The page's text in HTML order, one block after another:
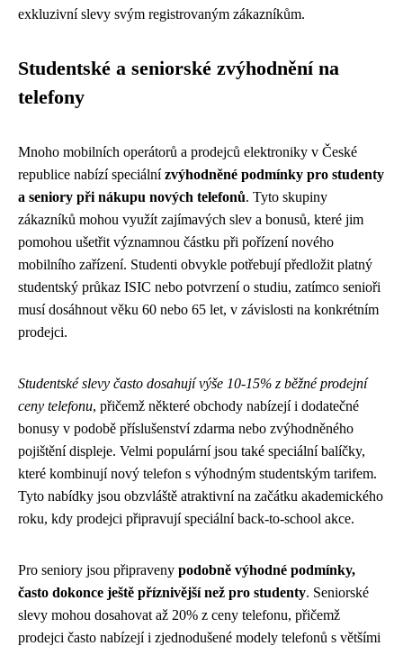
exkluzivní slevy svým registrovaným zákazníkům.
Studentské a seniorské zvýhodnění na
telefony
Mnoho mobilních operátorů a prodejců elektroniky v České
republice nabízí speciálnízvýhodněné podmínky pro studenty
a seniory při nákupu nových telefonů. Tyto skupiny
zákazníků mohou využít zajímavých slev a bonusů, které jim
pomohou ušetřit významnou částku při pořízení nového
mobilního zařízení. Studenti obvykle potřebují předložit platný
studentský průkaz ISIC nebo potvrzení o studiu, zatímco senioři
musí dosáhnout věku 60 nebo 65 let, v závislosti na konkrétním
prodejci.
Studentské slevy často dosahují výše 10-15% z běžné prodejní
ceny telefonu, přičemž některé obchody nabízejí i dodatečné
bonusy v podobě příslušenství zdarma nebo zvýhodněného
pojištění displeje. Velmi populární jsou také speciální balíčky,
které kombinují nový telefon s výhodným studentským tarifem.
Tyto nabídky jsou obzvláště atraktivní na začátku akademického
roku, kdy prodejci připravují speciální back-to-school akce.
Pro seniory jsou připraveny podobně výhodné podmínky,
často dokonce ještě příznivější než pro studenty. Seniorské
slevy mohou dosahovat až 20% z ceny telefonu, přičemž
prodejci často nabízejí i zjednodušené modely telefonů s většími